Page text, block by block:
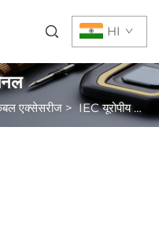
HI
एक्सेसरीज >IEC यूरोपीय केबल एक्सेसरीज